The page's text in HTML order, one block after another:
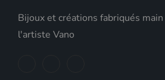
Bijoux et créations fabriqués main
l'artiste Vano